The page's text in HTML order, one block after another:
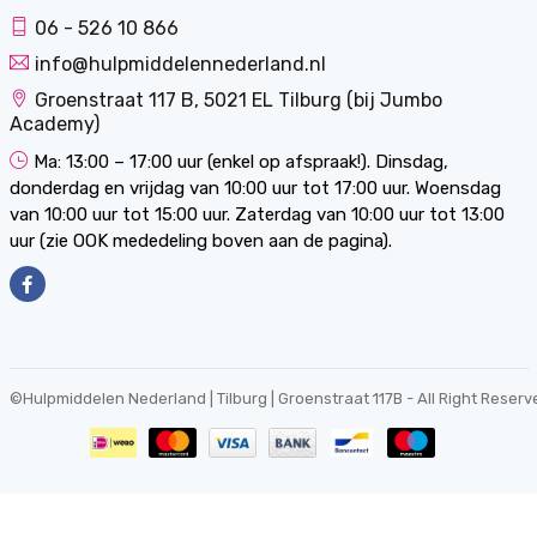
06 - 526 10 866
info@hulpmiddelennederland.nl
Groenstraat 117 B, 5021 EL Tilburg (bij Jumbo
Academy)
Ma: 13:00 – 17:00 uur (enkel op afspraak!). Dinsdag,
donderdag en vrijdag van 10:00 uur tot 17:00 uur. Woensdag
van 10:00 uur tot 15:00 uur. Zaterdag van 10:00 uur tot 13:00
uur (zie OOK mededeling boven aan de pagina).
©Hulpmiddelen Nederland | Tilburg | Groenstraat 117B - All Right